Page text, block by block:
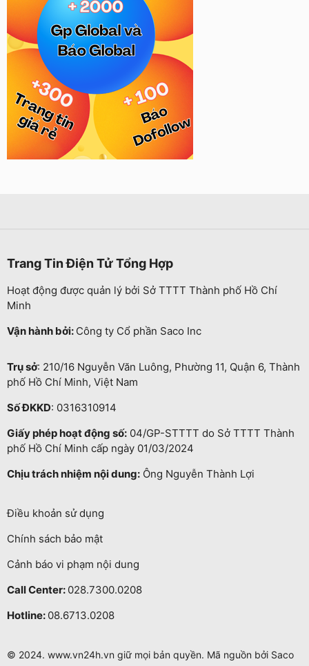
Trang Tin Điện Tử Tổng Hợp
Hoạt động được quản lý bởi Sở TTTT Thành phố Hồ Chí
Minh
Vận hành bởi: Công ty Cổ phần Saco Inc
Trụ sở: 210/16 Nguyễn Văn Luông, Phường 11, Quận 6, Thành
phố Hồ Chí Minh, Việt Nam
Số ĐKKD: 0316310914
Giấy phép hoạt động số: 04/GP-STTTT do Sở TTTT Thành
phố Hồ Chí Minh cấp ngày 01/03/2024
Chịu trách nhiệm nội dung: Ông Nguyễn Thành Lợi
Điều khoản sử dụng
Chính sách bảo mật
Cảnh báo vi phạm nội dung
Call Center: 028.7300.0208
Hotline: 08.6713.0208
© 2024. www.vn24h.vn giữ mọi bản quyền. Mã nguồn bởi Saco